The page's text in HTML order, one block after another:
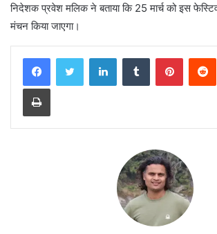
निदेशक प्रवेश मलिक ने बताया कि 25 मार्च को इस
मंचन किया जाएगा।
LinkedInTumblr Pinterest
Print